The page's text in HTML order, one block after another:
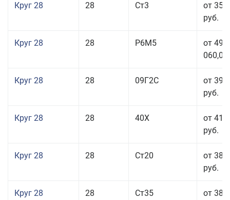
Круг 28 28 Ст3
от 35
руб.
Круг 28 28 Р6М5
от 499
060,00
Круг 28 28 09Г2С
от 39
руб.
Круг 28 28 40Х
от 41
руб.
Круг 28 28 Ст20
от 38
руб.
Круг 28 28 Ст35
от 38